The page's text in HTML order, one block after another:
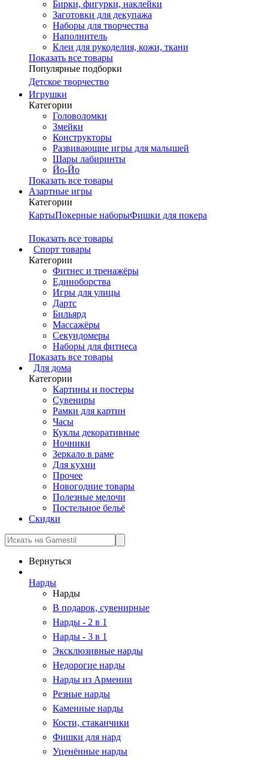
Бирки, фигурки, наклейки
Заготовки для декупажа
Наборы для творчества
Наполнитель
Клеи для рукоделия, кожи, ткани
Показать все товары
Популярные подборки
Детское творчество
Игрушки
Категории
Головоломки
Змейки
Конструкторы
Развивающие игры для малышей
Шары лабиринты
Йо-Йо
Показать все товары
Азартные игры
Категории
КартыПокерные наборыФишки для покера
Показать все товары
Cпорт товары
Категории
Фитнес и тренажёры
Единоборства
Игры для улицы
Дартс
Бильярд
Массажёры
Секундомеры
Наборы для фитнеса
Показать все товары
Для дома
Категории
Картины и постеры
Сувениры
Рамки для картин
Часы
Куклы декоративные
Ночники
Зеркало в раме
Для кухни
Прочее
Новогодние товары
Полезные мелочи
Постельное бельё
Скидки
Вернуться
Нарды
Нарды
В подарок, сувенирные
Нарды - 2 в 1
Нарды - 3 в 1
Эксклюзивные нарды
Недорогие нарды
Нарды из Армении
Резные нарды
Каменные нарды
Кости, стаканчики
Фишки для нард
Уценённые нарды